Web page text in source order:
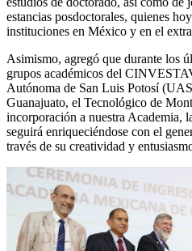
estancias posdoctorales, quienes
instituciones en México y en el
Asimismo, agregó que durante los
grupos académicos del
Autónoma de San Luis Potosí
Guanajuato, el Tecnológico de
incorporación a nuestra Academia,
seguirá enriqueciéndose con el
través de su creatividad y